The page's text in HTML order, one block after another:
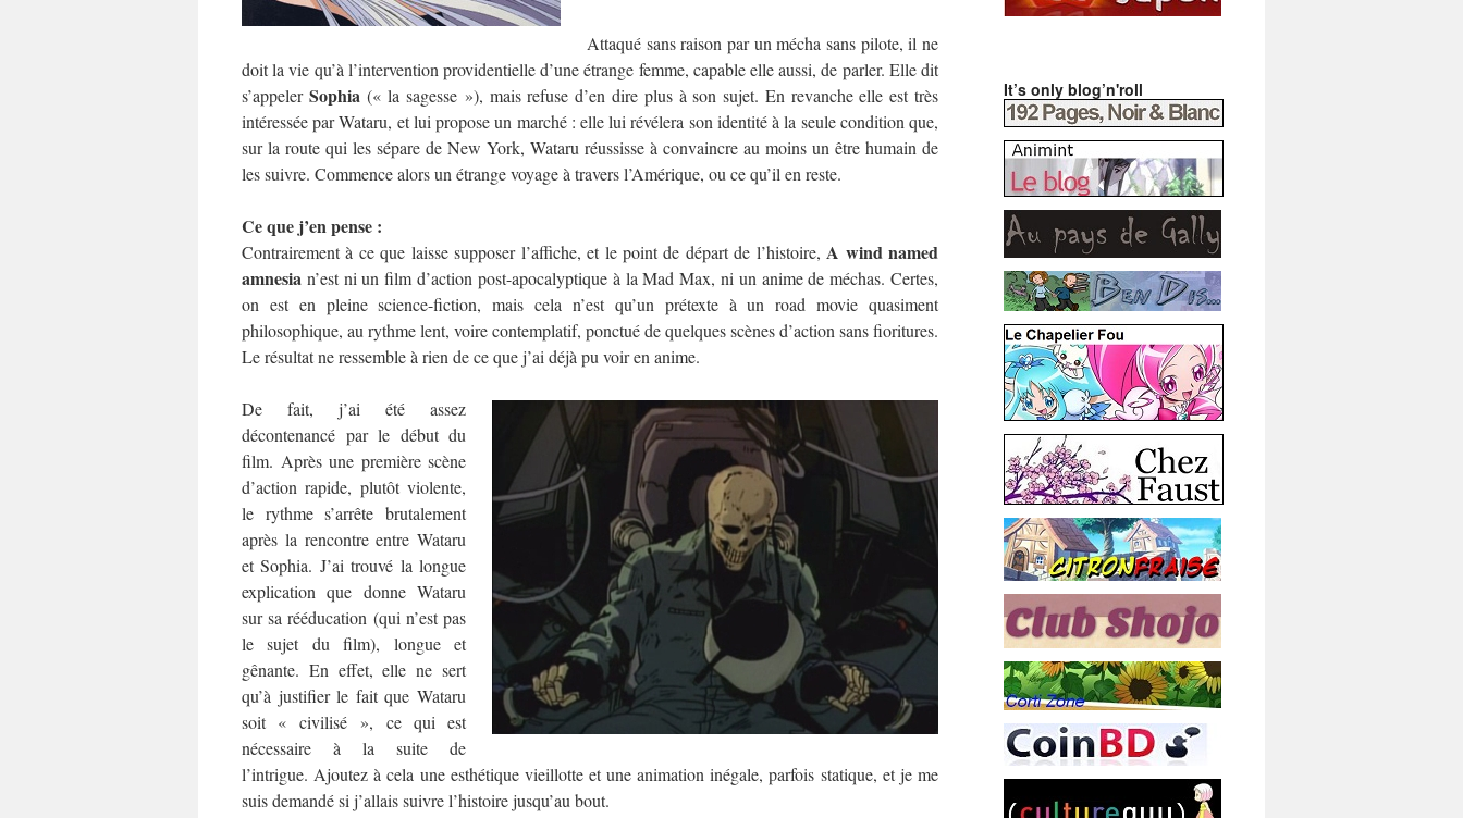
Attaqué sans raison par un mécha sans pilote, il ne
doit la vie qu’à l’intervention providentielle d’une étrange femme, capable elle aussi, de parler. Elle dit
s’appeler Sophia (« la sagesse »), mais refuse d’en dire plus à son sujet. En revanche elle est très
intéressée par Wataru, et lui propose un marché : elle lui révélera son identité à la seule condition que,
sur la route qui les sépare de New York, Wataru réussisse à convaincre au moins un être humain de
les suivre. Commence alors un étrange voyage à travers l’Amérique, ou ce qu’il en reste.
Ce que j’en pense :
Contrairement à ce que laisse supposer l’affiche, et le point de départ de l’histoire, A wind named
amnesia n’est ni un film d’action post-apocalyptique à la Mad Max, ni un anime de méchas. Certes,
on est en pleine science-fiction, mais cela n’est qu’un prétexte à un road movie quasiment
philosophique, au rythme lent, voire contemplatif, ponctué de quelques scènes d’action sans fioritures.
Le résultat ne ressemble à rien de ce que j’ai déjà pu voir en anime.
De fait, j’ai été assez
décontenancé par le début du
film. Après une première scène
d’action rapide, plutôt violente,
le rythme s’arrête brutalement
après la rencontre entre Wataru
et Sophia. J’ai trouvé la longue
explication que donne Wataru
sur sa rééducation (qui n’est pas
le sujet du film), longue et
gênante. En effet, elle ne sert
qu’à justifier le fait que Wataru
soit « civilisé », ce qui est
nécessaire à la suite de
l’intrigue. Ajoutez à cela une esthétique vieillotte et une animation inégale, parfois statique, et je me
suis demandé si j’allais suivre l’histoire jusqu’au bout.
It’s only blog’n'roll